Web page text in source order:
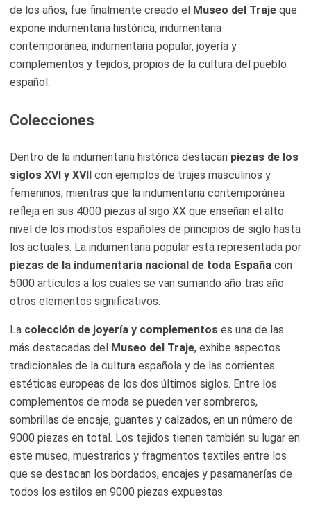
de los años, fue finalmente creado el
Museo del Traje que
expone indumentaria histórica, indumentaria
contemporánea, indumentaria popular, joyería y
complementos y tejidos, propios de la cultura del pueblo
español.
Colecciones
Dentro de la indumentaria histórica destacan piezas de los
siglos XVI y XVII con ejemplos de trajes masculinos y
femeninos, mientras que la indumentaria contemporánea
refleja en sus 4000 piezas al sigo XX que enseñan el alto
nivel de los modistos españoles de principios de siglo hasta
los actuales. La indumentaria popular está representada por
piezas de la indumentaria nacional de toda España con
5000 artículos a los cuales se van sumando año tras año
otros elementos significativos.
La colección de joyería y complementos es una de las
más destacadas del
Museo del Traje, exhibe aspectos
tradicionales de la cultura española y de las corrientes
estéticas europeas de los dos últimos siglos. Entre los
complementos de moda se pueden ver sombreros,
sombrillas de encaje, guantes y calzados, en un número de
9000 piezas en total. Los tejidos tienen también su lugar en
este museo, muestrarios y fragmentos textiles entre los
que se destacan los bordados, encajes y pasamanerías de
todos los estilos en 9000 piezas expuestas.